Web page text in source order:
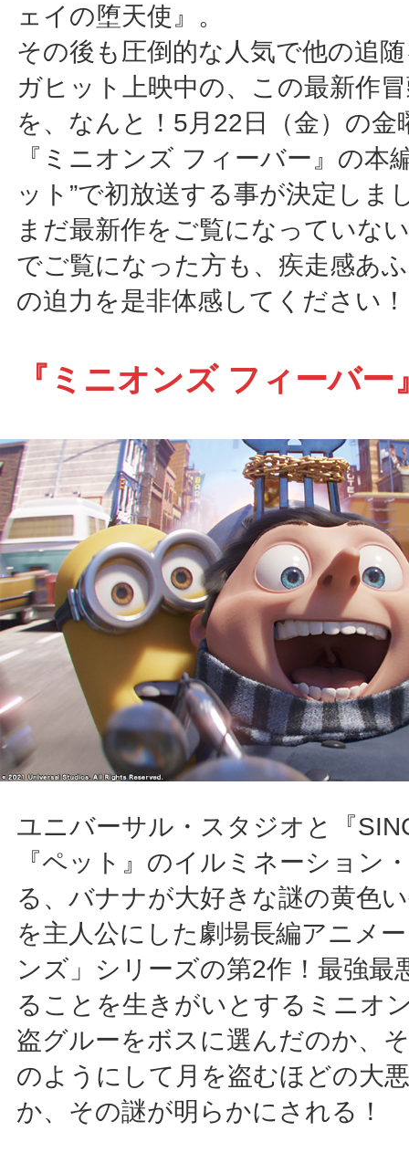
ェイの堕天使』。
その後も圧倒的な人気で他の追
ガヒット上映中の、この最新作
を、なんと！5月22日（金）の金
『ミニオンズ フィーバー』の本
ット”で初放送する事が決定しま
まだ最新作をご覧になっていな
でご覧になった方も、疾走感あ
の迫力を是非体感してください！
『ミニオンズ フィーバー
ユニバーサル・スタジオと『
『ペット』のイルミネーション
る、バナナが大好きな謎の黄色
を主人公にした劇場長編アニメ
ンズ」シリーズの第2作！最強最
ることを生きがいとするミニオ
盗グルーをボスに選んだのか、
のようにして月を盗むほどの大
か、その謎が明らかにされる！